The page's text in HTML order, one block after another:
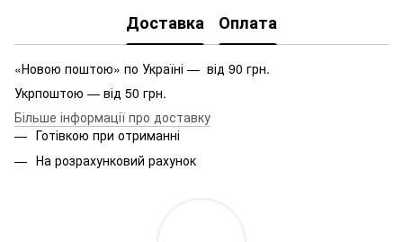
Доставка Оплата
«Новою поштою» по Україні — від 90 грн.
Укрпоштою — від 50 грн.
Більше інформації про доставку
Готівкою при отриманні
На розрахунковий рахунок